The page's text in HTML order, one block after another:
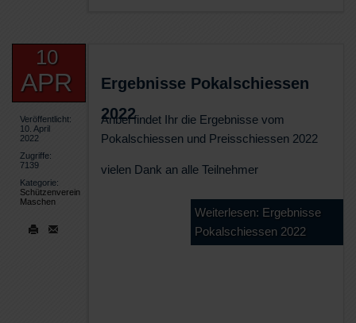
10
APR
Veröffentlicht:
10. April
2022
Zugriffe:
7139
Kategorie:
Schützenverein
Maschen
Ergebnisse Pokalschiessen
2022
Anbei findet Ihr die Ergebnisse vom
Pokalschiessen und Preisschiessen 2022
vielen Dank an alle Teilnehmer
Weiterlesen: Ergebnisse
Pokalschiessen 2022